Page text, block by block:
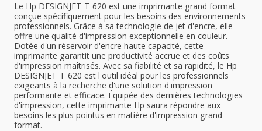
Le Hp DESIGNJET T 620 est une imprimante grand format
conçue spécifiquement pour les besoins des environnements
professionnels. Grâce à sa technologie de jet d'encre, elle
offre une qualité d'impression exceptionnelle en couleur.
Dotée d'un réservoir d'encre haute capacité, cette
imprimante garantit une productivité accrue et des coûts
d'impression maîtrisés. Avec sa fiabilité et sa rapidité, le Hp
DESIGNJET T 620 est l'outil idéal pour les professionnels
exigeants à la recherche d'une solution d'impression
performante et efficace. Équipée des dernières technologies
d'impression, cette imprimante Hp saura répondre aux
besoins les plus pointus en matière d'impression grand
format.